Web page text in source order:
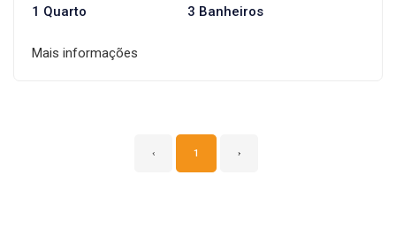
1 Quarto 3 Banheiros
Mais informações
‹ 1 ›